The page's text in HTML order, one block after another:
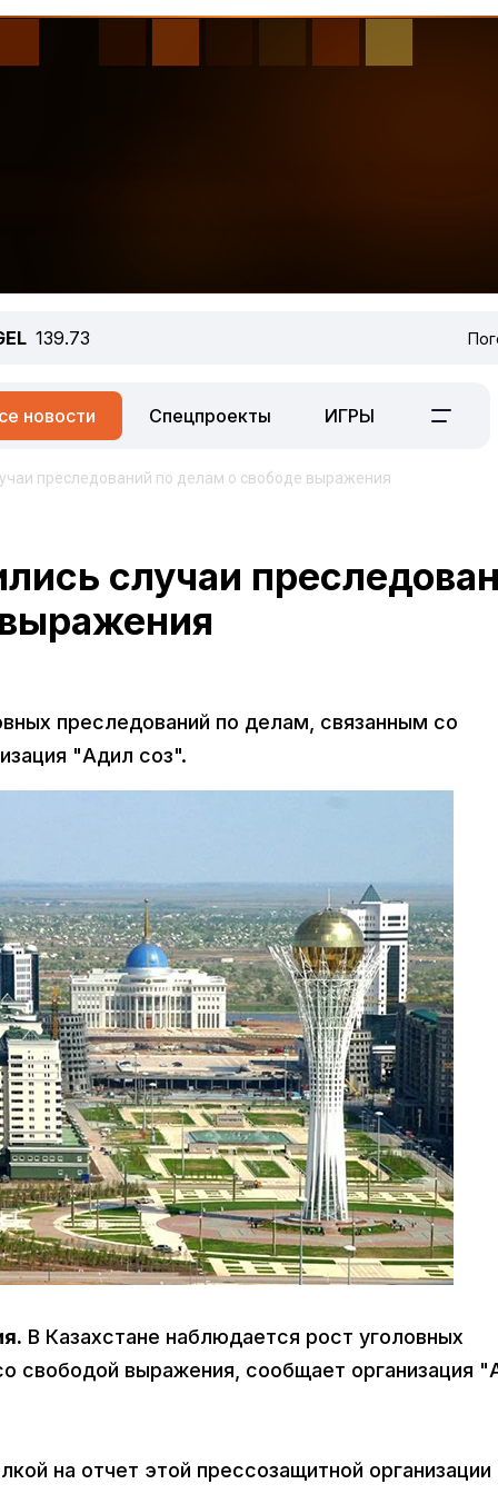
139.73
новости Спецпроекты ИГРЫ
преследований по делам о свободе выражения
случаи
преследований по делам, связанным со
"Адил соз".
В Казахстане наблюдается рост уголовных
свободой выражения, сообщает организация
на отчет этой прессозащитной организации